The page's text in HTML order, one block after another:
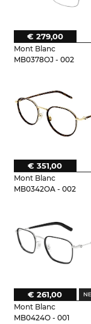
Mont Blanc
MB0378OJ - 002
€ 279,00
Mont Blanc
MB0342OA - 002
€ 351,00
Mont Blanc
MB0424O - 001
€ 261,00